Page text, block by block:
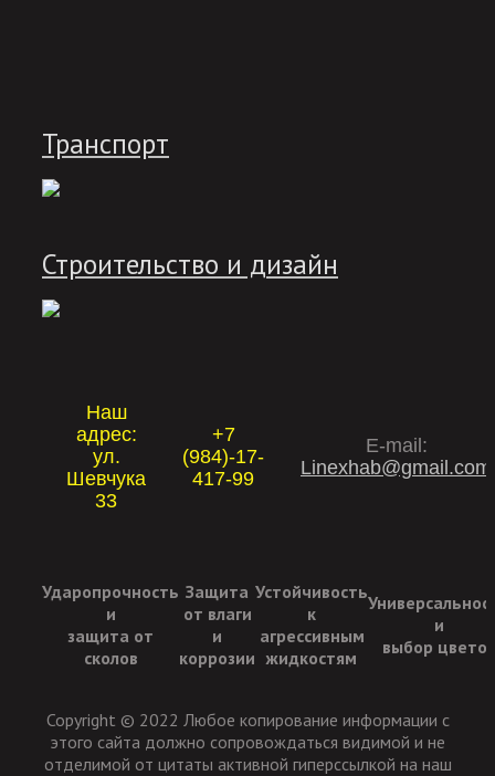
Транспорт
Строительство и дизайн
Наш
адрес:
ул.
Шевчука
33
+7
(984)-17-
417-99
E-mail:
Linexhab@gmail.com
Ударопрочность
и
защита от
сколов
Защита
от влаги
и
коррозии
Устойчивость
к
агрессивным
жидкостям
и
выбор цветов
Copyright © 2022 Любое копирование информации с
этого сайта должно сопровождаться видимой и не
отделимой от цитаты активной гиперссылкой на наш